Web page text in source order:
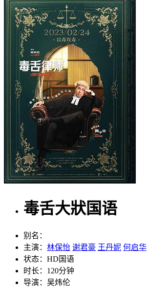
毒舌大狀国语
别名：
主演： 林保怡 谢君豪 王丹妮 何启华
状态： HD国语
时长： 120分钟
导演： 吴炜伦